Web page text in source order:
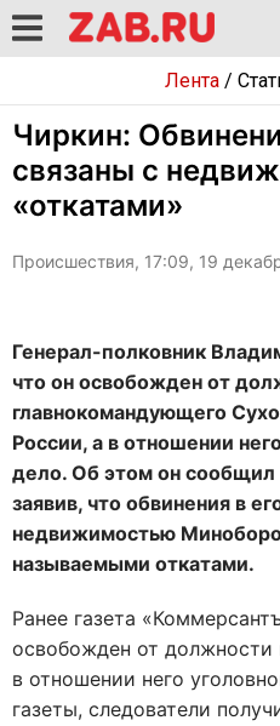
Лента/
Чиркин:
связаны с
«откатами»
Происшествия, 17:09, 19
Генерал-полковник
что он освобожден от
главнокомандующего
России, а в отношении
дело. Об этом он сообщил
заявив, что обвинения в
недвижимостью
называемыми откатами.
Ранее газета
освобожден от должности
в отношении него
газеты, следователи